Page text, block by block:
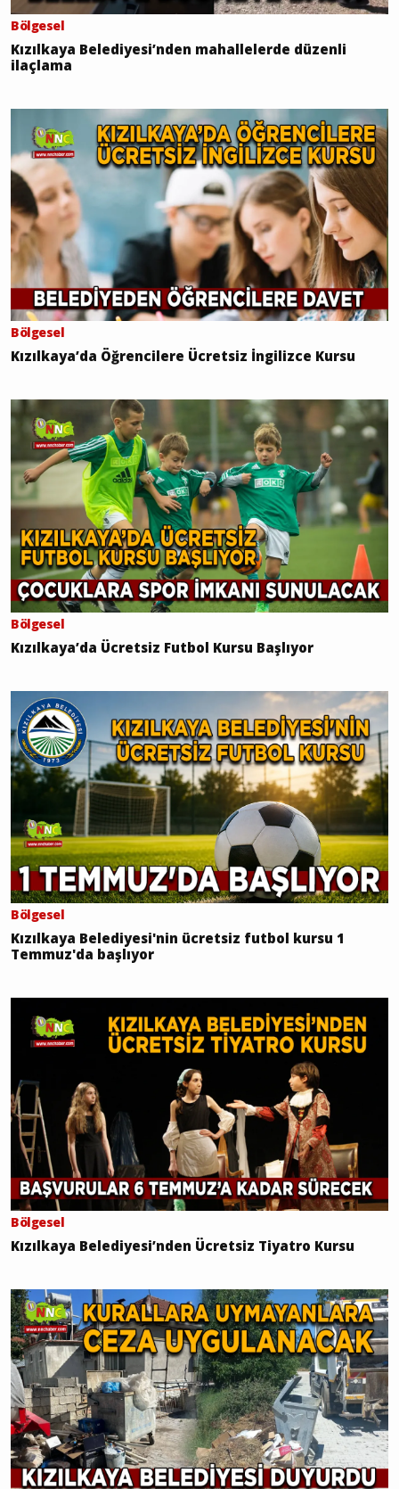
Bölgesel
Kızılkaya Belediyesi’nden mahallelerde düzenli
ilaçlama
Bölgesel
Kızılkaya’da Öğrencilere Ücretsiz İngilizce Kursu
Bölgesel
Kızılkaya’da Ücretsiz Futbol Kursu Başlıyor
Bölgesel
Kızılkaya Belediyesi'nin ücretsiz futbol kursu 1
Temmuz'da başlıyor
Bölgesel
Kızılkaya Belediyesi’nden Ücretsiz Tiyatro Kursu